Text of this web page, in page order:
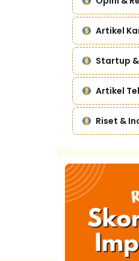
Artikel
Startup
Artikel
Riset &